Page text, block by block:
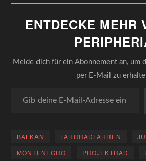
ENTDECKE MEHR
Melde dich für ein Abonnement an, um
per E-Mail zu
BALKAN FAHRRADFAHREN
MONTENEGRO
PROJEKTRAD